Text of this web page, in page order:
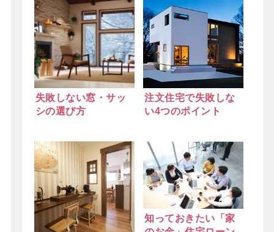
失敗しない窓・サッ
シの選び方
注文住宅で失敗しな
い4つのポイント
知っておきたい「家